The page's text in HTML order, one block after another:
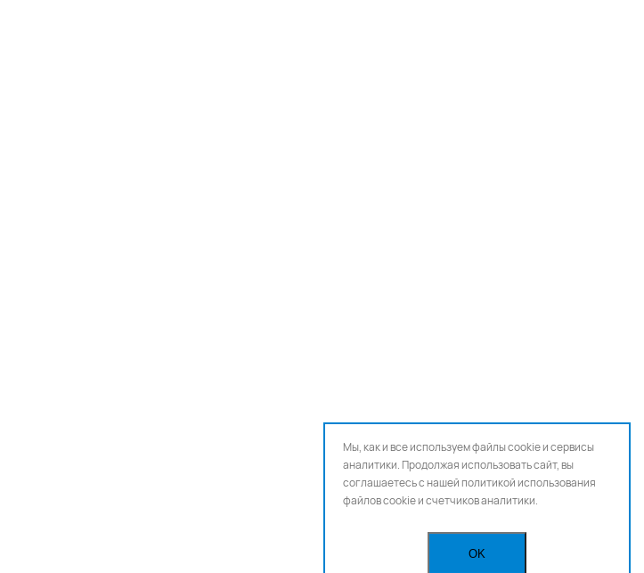
Мы, как и все используем файлы cookie и сервисы
аналитики. Продолжая использовать сайт, вы
соглашаетесь с нашейполитикой использования
файлов cookie и счетчиков аналитики.
OK